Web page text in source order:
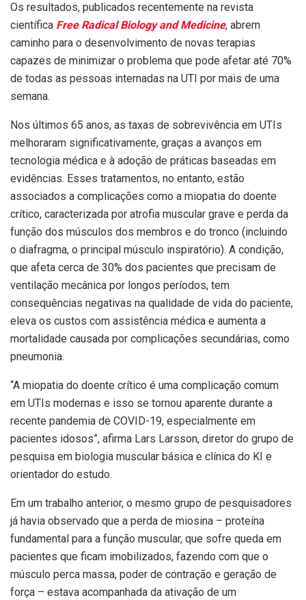
Os resultados, publicados recentemente na revista
científica Free Radical Biology and Medicine, abrem
caminho para o desenvolvimento de novas terapias
capazes de minimizar o problema que pode afetar até 70%
de todas as pessoas internadas na UTI por mais de uma
semana.
Nos últimos 65 anos, as taxas de sobrevivência em UTIs
melhoraram significativamente, graças a avanços em
tecnologia médica e à adoção de práticas baseadas em
evidências. Esses tratamentos, no entanto, estão
associados a complicações como a miopatia do doente
crítico, caracterizada por atrofia muscular grave e perda da
função dos músculos dos membros e do tronco (incluindo
o diafragma, o principal músculo inspiratório). A condição,
que afeta cerca de 30% dos pacientes que precisam de
ventilação mecânica por longos períodos, tem
consequências negativas na qualidade de vida do paciente,
eleva os custos com assistência médica e aumenta a
mortalidade causada por complicações secundárias, como
pneumonia.
“A miopatia do doente crítico é uma complicação comum
em UTIs modernas e isso se tornou aparente durante a
recente pandemia de COVID-19, especialmente em
pacientes idosos”, afirma Lars Larsson, diretor do grupo de
pesquisa em biologia muscular básica e clínica do KI e
orientador do estudo.
Em um trabalho anterior, o mesmo grupo de pesquisadores
já havia observado que a perda de miosina – proteína
fundamental para a função muscular, que sofre queda em
pacientes que ficam imobilizados, fazendo com que o
músculo perca massa, poder de contração e geração de
força – estava acompanhada da ativação de um